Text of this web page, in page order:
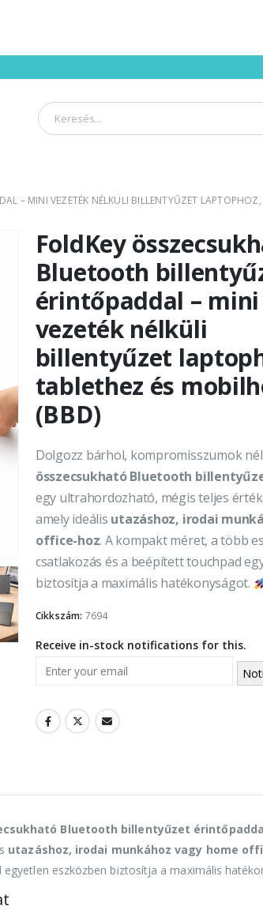
– MINI VEZETÉK NÉLKÜLI BILLENTYŰZET
FoldKey
Bluetooth
érintőpaddal – mini
vezeték nélküli
billentyűzet
tablethez és
(BBD)
Dolgozz bárhol, kompromisszumok
összecsukható Bluetooth
egy ultrahordozható, mégis teljes
amely ideális utazáshoz, irodai
office-hoz. A kompakt méret, a több
csatlakozás és a beépített touchpad
biztosítja a maximális hatékonyságot.
Cikkszám: 7694
Receive in-stock notifications for this.
Bluetooth billentyűzet
utazáshoz, irodai munkához vagy home
eszközben biztosítja a maximális